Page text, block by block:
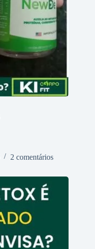
2 comentários